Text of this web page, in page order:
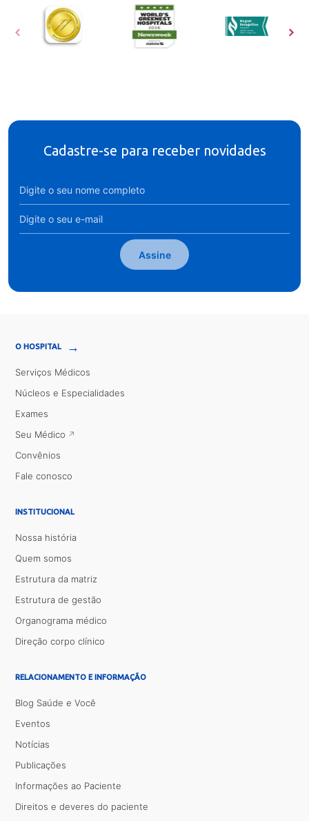
Cadastre-se para receber novidades
Assine
O HOSPITAL →
Serviços Médicos
Núcleos e Especialidades
Exames
Seu Médico
Convênios
Fale conosco
INSTITUCIONAL
Nossa história
Quem somos
Estrutura da matriz
Estrutura de gestão
Organograma médico
Direção corpo clínico
RELACIONAMENTO E INFORMAÇÃO
Blog Saúde e Você
Eventos
Notícias
Publicações
Informações ao Paciente
Direitos e deveres do paciente